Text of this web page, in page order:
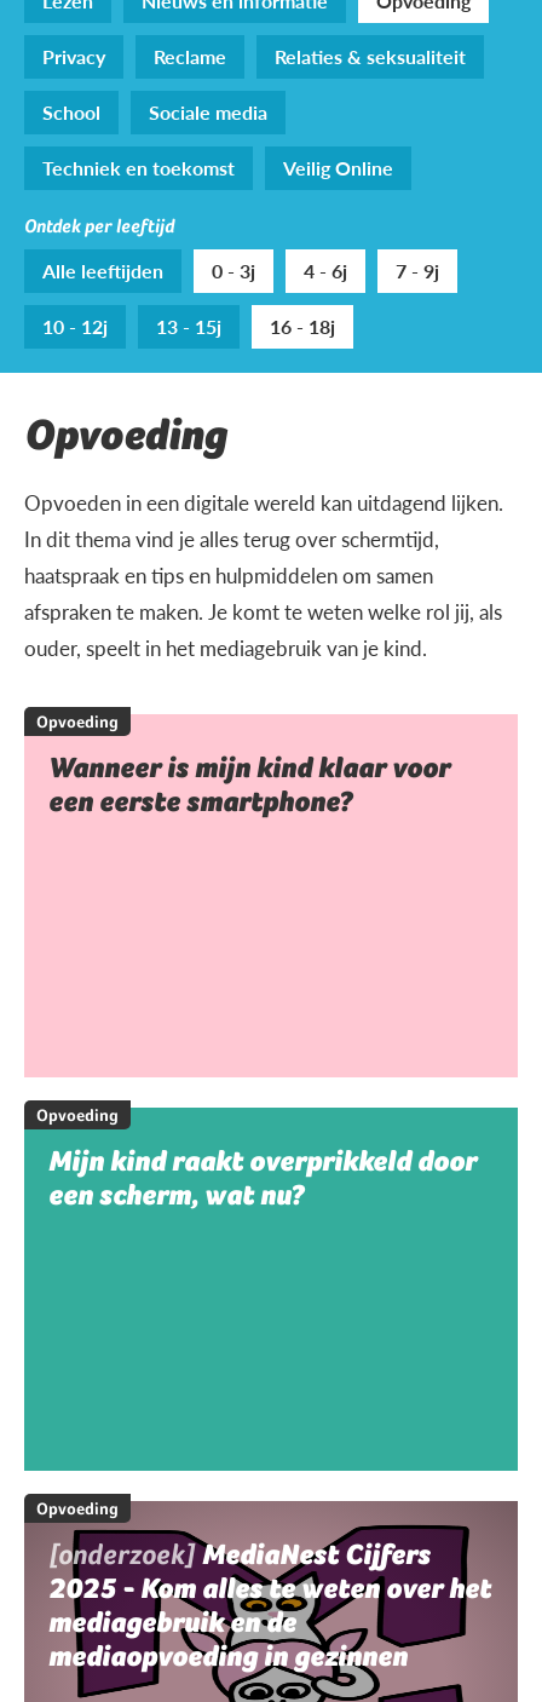
Privacy
Reclame
Relaties & seksualiteit
School
Sociale media
Techniek en toekomst
Veilig Online
Ontdek per leeftijd
Alle leeftijden 0 - 3j 4 - 6j
7 - 9j
10 - 12j
13 - 15j 16 - 18j
Opvoeding
Opvoeden in een digitale wereld kan uitdagend lijken.
In dit thema vind je alles terug over schermtijd,
haatspraak en tips en hulpmiddelen om samen
afspraken te maken. Je komt te weten welke rol jij, als
ouder, speelt in het mediagebruik van je kind.
Opvoeding
Wanneer is mijn kind klaar voor
een eerste smartphone?
Opvoeding
Mijn kind raakt overprikkeld door
een scherm, wat nu?
Opvoeding
[onderzoek]MediaNest Cijfers
2025 - Kom alles te weten over het
mediagebruik en de
mediaopvoeding in gezinnen